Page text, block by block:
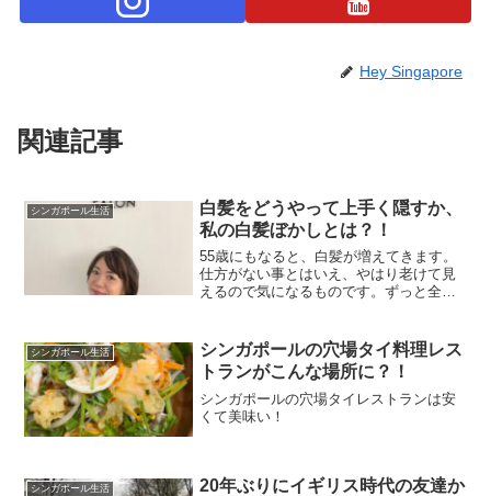
Hey Singapore
関連記事
シンガポール生活
白髪をどうやって上手く隠すか、
私の白髪ぼかしとは？！
55歳にもなると、白髪が増えてきます。
仕方がない事とはいえ、やはり老けて見
えるので気になるものです。ずっと全体
で、結局は頻繁に染めることになりま
す。私は長い間ヘナというイ...
シンガポール生活
シンガポールの穴場タイ料理レス
トランがこんな場所に？！
シンガポールの穴場タイレストランは安
くて美味い！
シンガポール生活
20年ぶりにイギリス時代の友達か